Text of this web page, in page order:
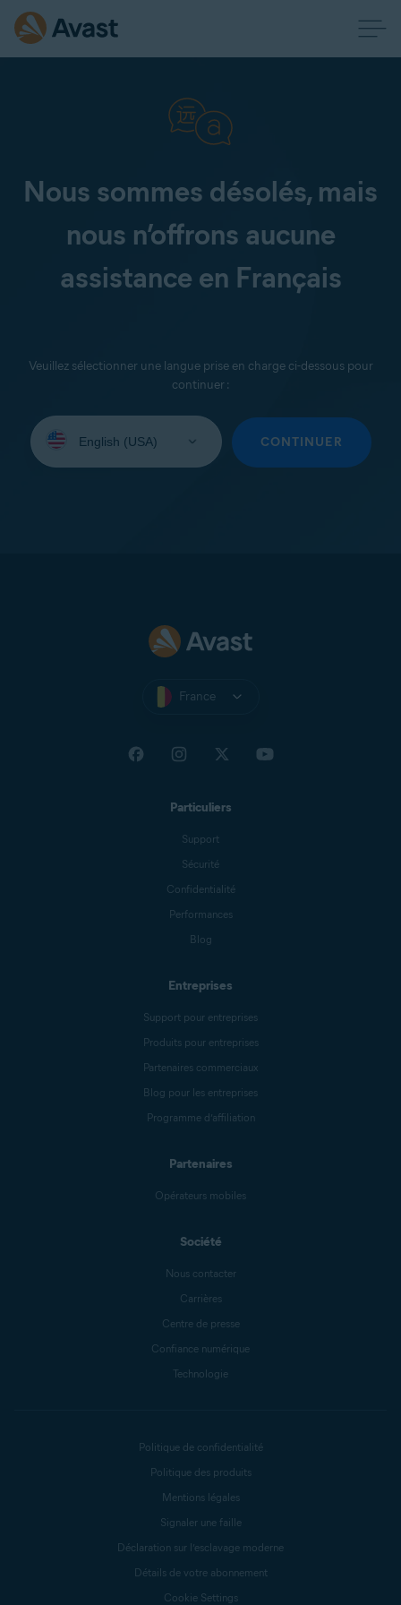
Nous sommes désolés, mais
nous n’offrons aucune
assistance en Français
Veuillez sélectionner une langue prise en charge ci-dessous pour
continuer :
une
CONTINUER
France
Particuliers
Support
Sécurité
Confidentialité
Performances
Blog
Entreprises
Support pour entreprises
Produits pour entreprises
Partenaires commerciaux
Blog pour les entreprises
Programme d’affiliation
Partenaires
Opérateurs mobiles
Société
Nous contacter
Carrières
Centre de presse
Confiance numérique
Technologie
Politique de confidentialité
Politique des produits
Mentions légales
Signaler une faille
Déclaration sur l’esclavage moderne
Détails de votre abonnement
Cookie Settings